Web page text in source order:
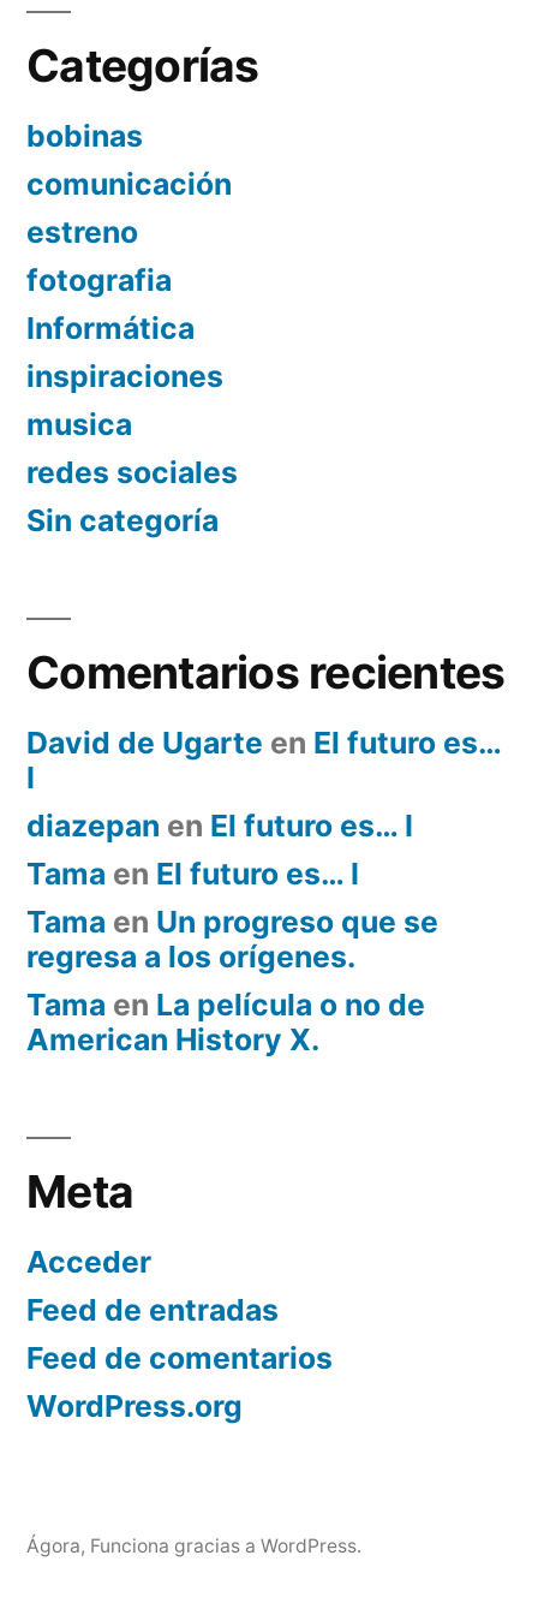
Categorías
bobinas
comunicación
estreno
fotografia
Informática
inspiraciones
musica
redes sociales
Sin categoría
Comentarios recientes
David de Ugarte en El futuro es…
I
diazepan en El futuro es… I
Tama en El futuro es… I
Tama en Un progreso que se
regresa a los orígenes.
Tama en La película o no de
American History X.
Meta
Acceder
Feed de entradas
Feed de comentarios
WordPress.org
Ágora, Funciona gracias a WordPress.